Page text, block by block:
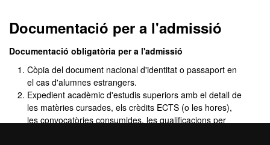
Documentació per a l'admissió
Documentació obligatòria per a l'admissió
Còpia del document nacional d'identitat o passaport en
el cas d'alumnes estrangers.
Expedient acadèmic d'estudis superiors amb el detall de
les matèries cursades, els crèdits ECTS (o les hores),
les convocatòries consumides, les qualificacions per